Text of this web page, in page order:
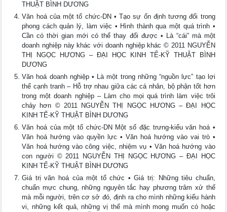
THUẬT BÌNH DƯƠNG
Văn hoá của một tổ chức-DN • Tạo sự ổn định tương đối trong
phong cách quản lý, làm việc • Hình thành qua một quá trình •
Cần có thời gian mới có thể thay đổi được • Là “cái” mà một
doanh nghiệp này khác với doanh nghiệp khác © 2011 NGUYỄN
THỊ NGỌC HƯƠNG – ĐẠI HỌC KINH TẾ-KỸ THUẬT BÌNH
DƯƠNG
Văn hoá doanh nghiệp • Là một trong những “nguồn lực” tạo lợi
thế cạnh tranh – Hỗ trợ nhau giữa các cá nhân, bộ phận tốt hơn
trong một doanh nghiệp – Làm cho mọi quá trình làm việc trôi
chảy hơn © 2011 NGUYỄN THỊ NGỌC HƯƠNG – ĐẠI HỌC
KINH TẾ-KỸ THUẬT BÌNH DƯƠNG
Văn hoá của một tổ chức-DN Một số đặc trưng-kiểu văn hoá •
Văn hoá hướng vào quyền lực • Văn hoá hướng vào vai trò •
Văn hoá hướng vào công việc, nhiệm vụ • Văn hoá hướng vào
con người © 2011 NGUYỄN THỊ NGỌC HƯƠNG – ĐẠI HỌC
KINH TẾ-KỸ THUẬT BÌNH DƯƠNG
Giá trị văn hoá của một tổ chức • Giá trị: Những tiêu chuẩn,
chuẩn mực chung, những nguyên tắc hay phương trâm xử thế
mà mỗi người, trên cơ sở đó, định ra cho mình những kiểu hành
vi, những kết quả, những vị thế mà mình mong muốn có hoặc